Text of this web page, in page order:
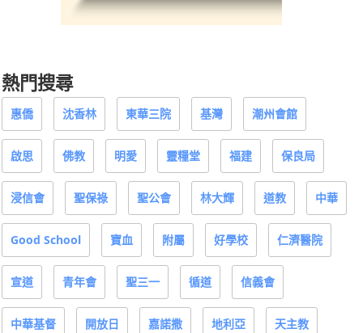
熱門搜尋
惠僑 沈香林 東華三院 基灣 潮州會館
啟思 佛教 明愛 靈糧堂 福建 保良局
浸信會 聖保祿 聖公會 林大輝 道教 中華
Good School 寶血 附屬 好學校 仁濟醫院
宣道 青年會 聖三一 循道 信義會
中華基督 開放日 嘉諾撒 地利亞 天主教